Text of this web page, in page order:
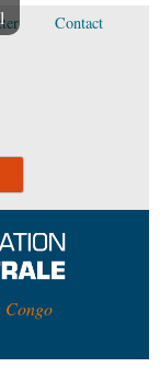
Contact
Congo